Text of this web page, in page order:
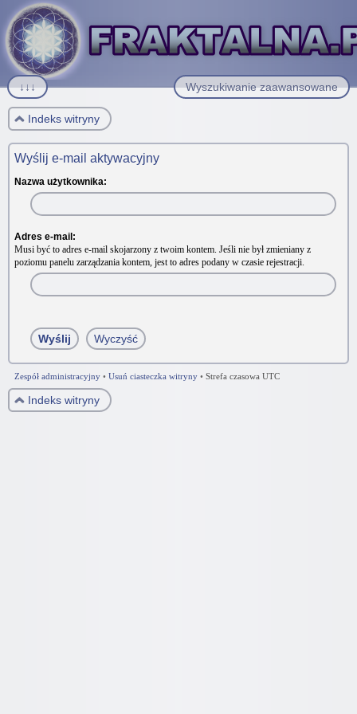
Wyszukiwanie zaawansowane
↓↓↓
Indeks witryny
Wyślij e-mail aktywacyjny
Nazwa użytkownika:
Adres e-mail:
Musi być to adres e-mail skojarzony z twoim kontem. Jeśli nie był zmieniany z
poziomu panelu zarządzania kontem, jest to adres podany w czasie rejestracji.
Zespół administracyjny • Usuń ciasteczka witryny • Strefa czasowa UTC
Indeks witryny